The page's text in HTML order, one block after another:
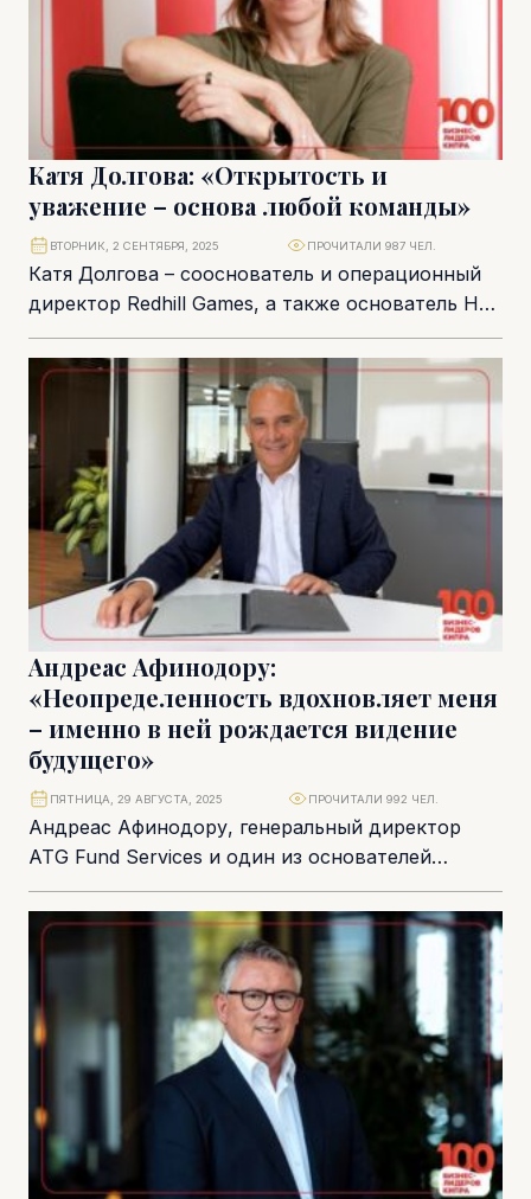
Катя Долгова: «Открытость и
уважение – основа любой команды»
Катя Долгова – сооснователь и операционный
директор Redhill Games, а также основатель HR
консалтинговой компании It Starts With You. Ее...
ВТОРНИК, 2 СЕНТЯБРЯ, 2025 ПРОЧИТАЛИ 987 ЧЕЛ.
Андреас Афинодору:
«Неопределенность вдохновляет меня
– именно в ней рождается видение
будущего»
Андреас Афинодору, генеральный директор
ATG Fund Services и один из основателей
Кипрской ассоциации инвестиционных фондов
(CIFA), сыграл ключевую роль в...
ПЯТНИЦА, 29 АВГУСТА, 2025 ПРОЧИТАЛИ 992 ЧЕЛ.